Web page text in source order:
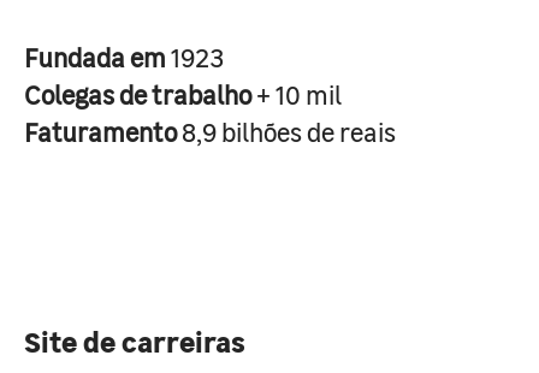
Fundada em1923
Colegas de trabalho+ 10 mil
Faturamento8,9 bilhões de reais
Site de carreiras